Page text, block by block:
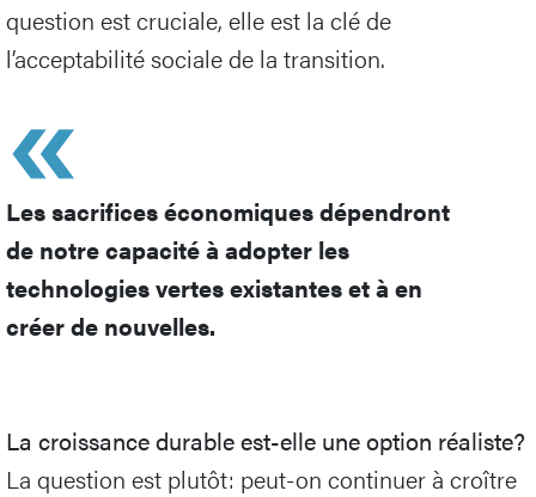
question est cruciale, elle est la clé de
l’acceptabilité sociale de la transition.
Les sacrifices économiques dépendront
de notre capacité à adopter les
technologies vertes existantes et à en
créer de nouvelles.
La croissance durable est-elle une option réaliste?
La question est plutôt: peut-on continuer à croître